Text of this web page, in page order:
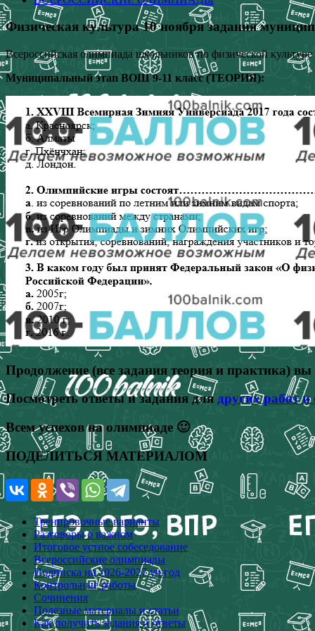
Физическая культура 10 ноября задания
Всероссийская олимпиада школьников по физической
Муниципальный этап ВОШ 9-11 класс (ТЕОРИЯ):
Продолжение (все задания теория и практика)
Посмотреть ответы и задания для других работ
Всем успехов на олимпиаде 🙂
ПОДЕЛИТЬСЯ МАТЕРИАЛОМ
Тренировочные варианты
Разговоры о важном
Итоговое устное собеседование
Всероссийские олимпиады
Подписка на 2026-2027 уч.год
Контрольные работы
Сочинения
Полезные материалы и статьи
Как получить задания и ответы